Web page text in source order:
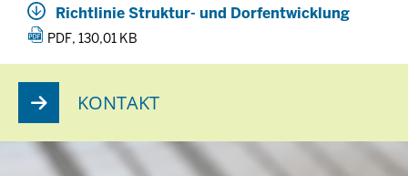
Richtlinie Struktur- und Dorfentwicklung
PDF, 130,01 KB
KONTAKT